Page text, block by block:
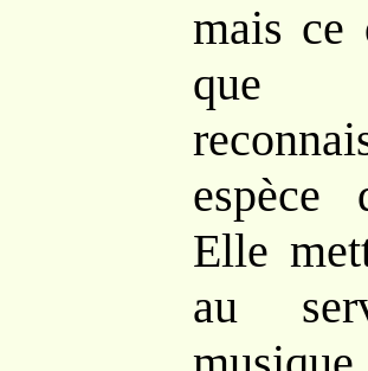
mais ce
que
espèce
Elle
au